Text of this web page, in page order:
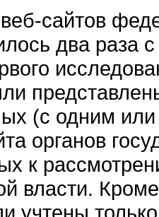
веб-сайтов
два раза
(с одним
органов
к
власти.